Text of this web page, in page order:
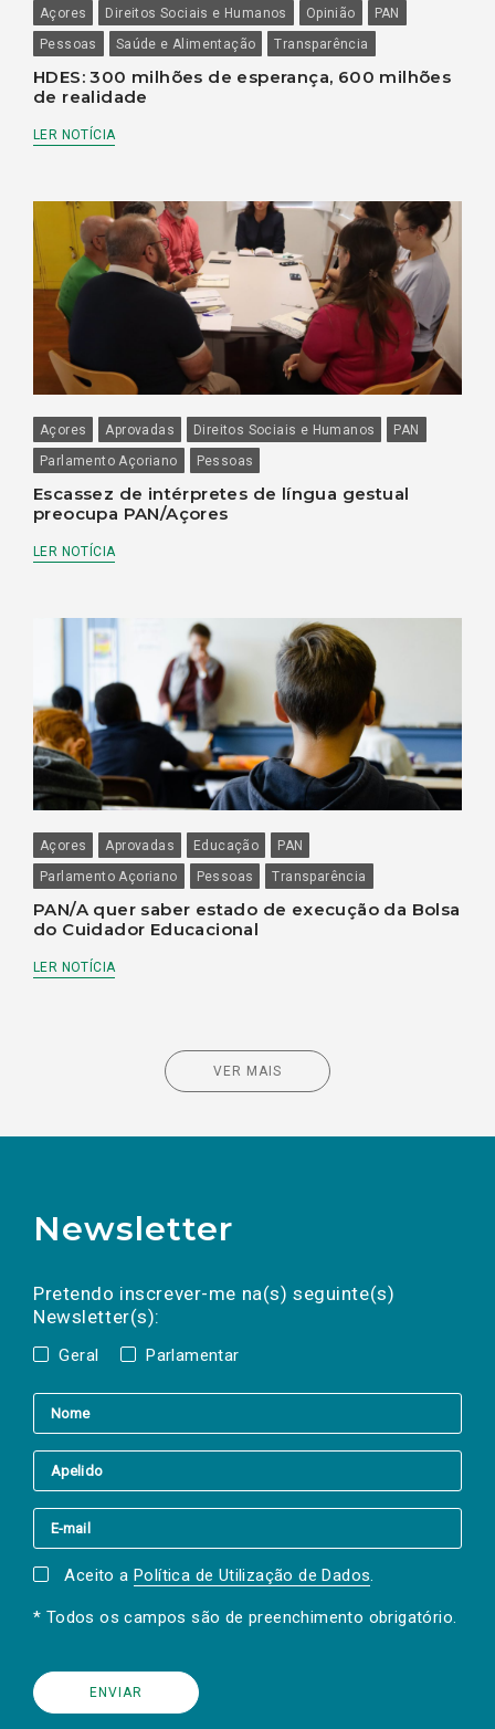
Açores Direitos Sociais e Humanos Opinião
PAN
Pessoas
Saúde e Alimentação Transparência
HDES: 300 milhões de esperança, 600 milhões
de realidade
LER NOTÍCIA
Açores Aprovadas Direitos Sociais e Humanos
PAN
Parlamento Açoriano
Pessoas
Escassez de intérpretes de língua gestual
preocupa PAN/Açores
LER NOTÍCIA
Açores Aprovadas Educação
PAN
Parlamento Açoriano
Pessoas Transparência
PAN/A quer saber estado de execução da Bolsa
do Cuidador Educacional
LER NOTÍCIA
VER MAIS
Newsletter
Pretendo inscrever-me na(s) seguinte(s)
Newsletter(s):
Geral Parlamentar
a(s) newsletter(s).
mail
Aceito a Política de Utilização de Dados.
* Todos os campos são de preenchimento obrigatório.